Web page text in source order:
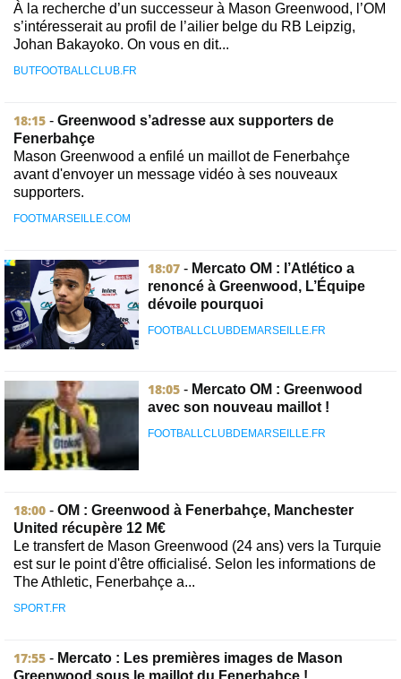
À la recherche d’un successeur à Mason Greenwood, l’OM
s’intéresserait au profil de l’ailier belge du RB Leipzig,
Johan Bakayoko. On vous en dit...
BUTFOOTBALLCLUB.FR
18:15 - Greenwood s’adresse aux supporters de
Fenerbahçe
Mason Greenwood a enfilé un maillot de Fenerbahçe
avant d'envoyer un message vidéo à ses nouveaux
supporters.
FOOTMARSEILLE.COM
18:07 - Mercato OM : l’Atlético a
renoncé à Greenwood, L’Équipe
dévoile pourquoi
FOOTBALLCLUBDEMARSEILLE.FR
18:05 - Mercato OM : Greenwood
avec son nouveau maillot !
FOOTBALLCLUBDEMARSEILLE.FR
18:00 - OM : Greenwood à Fenerbahçe, Manchester
United récupère 12 M€
Le transfert de Mason Greenwood (24 ans) vers la Turquie
est sur le point d'être officialisé. Selon les informations de
The Athletic, Fenerbahçe a...
SPORT.FR
17:55 - Mercato : Les premières images de Mason
Greenwood sous le maillot du Fenerbahçe !